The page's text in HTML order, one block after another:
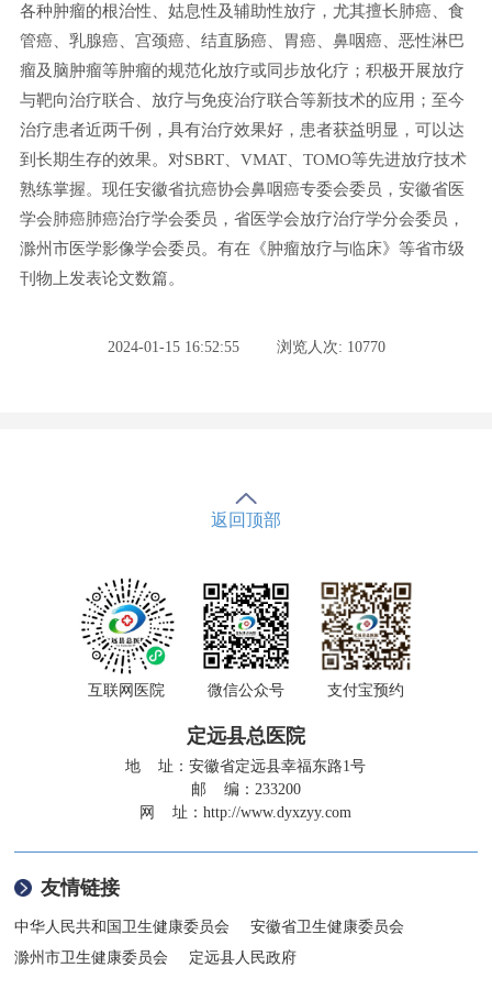
各种肿瘤的根治性、姑息性及辅助性放疗，尤其擅长肺癌、食
管癌、乳腺癌、宫颈癌、结直肠癌、胃癌、鼻咽癌、恶性淋巴
瘤及脑肿瘤等肿瘤的规范化放疗或同步放化疗；积极开展放疗
与靶向治疗联合、放疗与免疫治疗联合等新技术的应用；至今
治疗患者近两千例，具有治疗效果好，患者获益明显，可以达
到长期生存的效果。对SBRT、VMAT、TOMO等先进放疗技术
熟练掌握。现任安徽省抗癌协会鼻咽癌专委会委员，安徽省医
学会肺癌肺癌治疗学会委员，省医学会放疗治疗学分会委员，
滁州市医学影像学会委员。有在《肿瘤放疗与临床》等省市级
刊物上发表论文数篇。
2024-01-15 16:52:55 浏览人次: 10770
返回顶部
互联网医院 微信公众号 支付宝预约
定远县总医院
地 址：安徽省定远县幸福东路1号
邮 编：233200
网 址：http://www.dyxzyy.com
友情链接
中华人民共和国卫生健康委员会
安徽省卫生健康委员会
滁州市卫生健康委员会
定远县人民政府